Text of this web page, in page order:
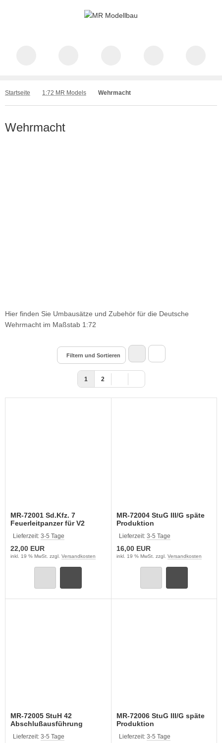
Startseite 1:72 MR Models Wehrmacht
Wehrmacht
Hier finden Sie Umbausätze und Zubehör für die Deutsche
Wehrmacht im Maßstab 1:72
Filtern und Sortieren
1 2
MR-72001 Sd.Kfz. 7
Feuerleitpanzer für V2
Lieferzeit: 3-5 Tage
22,00 EUR
inkl. 19 % MwSt. zzgl. Versandkosten
MR-72004 StuG III/G späte
Produktion
Lieferzeit: 3-5 Tage
16,00 EUR
inkl. 19 % MwSt. zzgl. Versandkosten
MR-72005 StuH 42
Abschlußausführung
Lieferzeit: 3-5 Tage
MR-72006 StuG III/G späte
Produktion
Lieferzeit: 3-5 Tage